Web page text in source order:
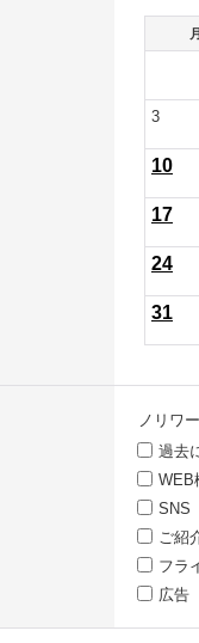
月
3
10
17
24
31
ノリワ
過去
WEB
SNS
ご紹
フラ
広告